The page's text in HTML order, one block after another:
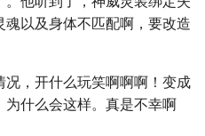
以及身体不匹配啊，要改造
，开什么玩笑啊啊啊！变成
什么会这样。真是不幸啊